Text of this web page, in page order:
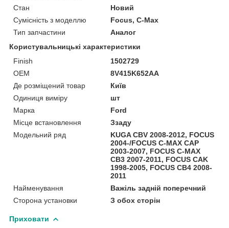
Стан
Новий
Сумісність з моделлю
Focus, C-Max
Тип запчастини
Аналог
Користувальницькі характеристики
Finish
1502729
OEM
8V415K652AA
Де розміщений товар
Київ
Одиниця виміру
шт
Марка
Ford
Місце встановлення
Ззаду
Модельний ряд
KUGA CBV 2008-2012, FOCUS
2004-/FOCUS C-MAX CAP
2003-2007, FOCUS C-MAX
CB3 2007-2011, FOCUS CAK
1998-2005, FOCUS CB4 2008-
2011
Найменування
Важіль задній поперечний
Сторона установки
З обох сторін
Приховати